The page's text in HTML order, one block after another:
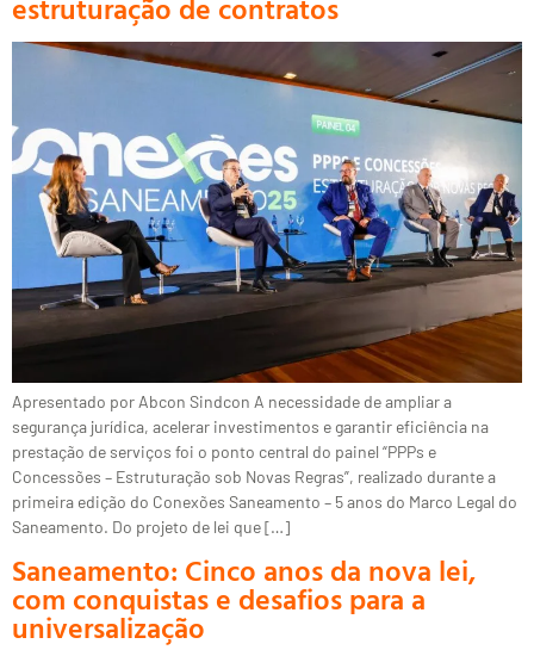
estruturação de contratos
Apresentado por Abcon Sindcon A necessidade de ampliar a
segurança jurídica, acelerar investimentos e garantir eficiência na
prestação de serviços foi o ponto central do painel “PPPs e
Concessões – Estruturação sob Novas Regras”, realizado durante a
primeira edição do Conexões Saneamento – 5 anos do Marco Legal do
Saneamento. Do projeto de lei que […]
Saneamento: Cinco anos da nova lei,
com conquistas e desafios para a
universalização